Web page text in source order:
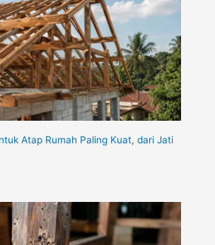
Atap Rumah Paling Kuat, dari Jati